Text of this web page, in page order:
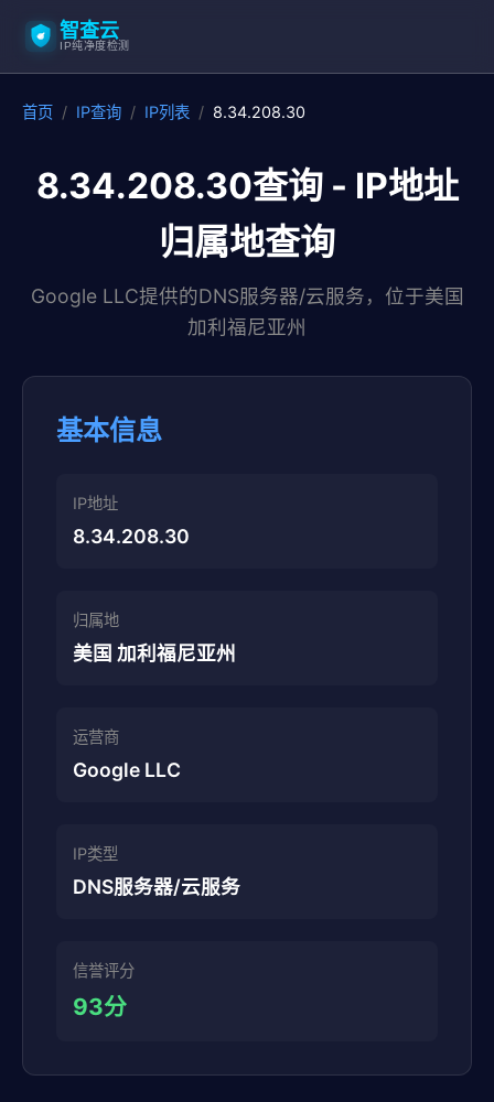
智查云
IP纯净度检测
首页 / IP查询 / IP列表 / 8.34.208.30
8.34.208.30查询 - IP地址
归属地查询
Google LLC提供的DNS服务器/云服务，位于美国
加利福尼亚州
基本信息
IP地址
8.34.208.30
归属地
美国 加利福尼亚州
运营商
Google LLC
IP类型
DNS服务器/云服务
信誉评分
93分